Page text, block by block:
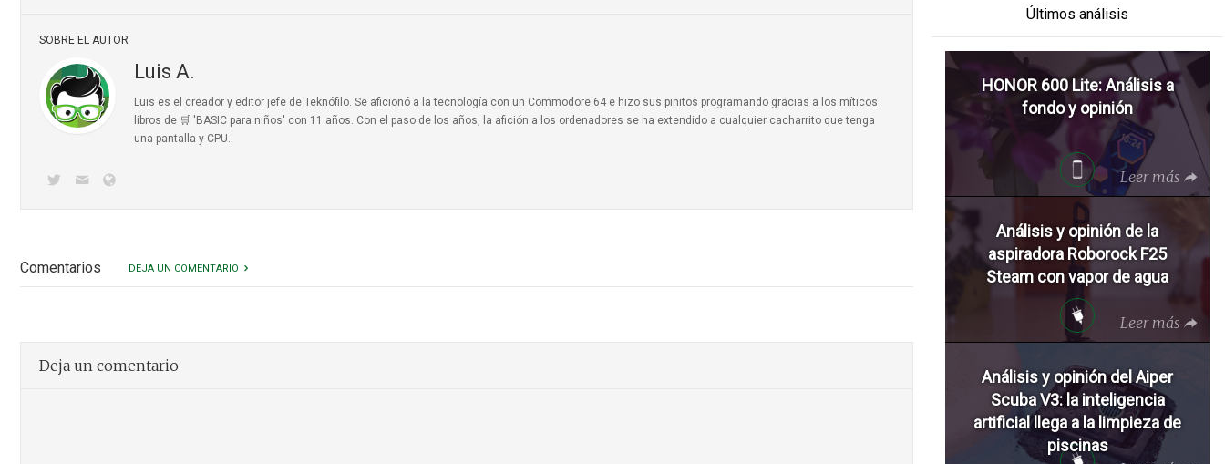
SOBRE EL AUTOR
Luis A.
Luis es el creador y editor jefe de Teknófilo. Se aficionó a la tecnología con un Commodore 64 e hizo sus pinitos programando gracias a los míticos
libros de 🛒 'BASIC para niños' con 11 años. Con el paso de los años, la afición a los ordenadores se ha extendido a cualquier cacharrito que tenga
una pantalla y CPU.
Comentarios DEJA UN COMENTARIO
Deja un comentario
Últimos análisis
HONOR 600 Lite: Análisis a
fondo y opinión
Leer más
Análisis y opinión de la
aspiradora Roborock F25
Steam con vapor de agua
Leer más
Análisis y opinión del Aiper
Scuba V3: la inteligencia
artificial llega a la limpieza de
piscinas